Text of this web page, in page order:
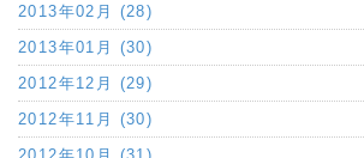
2013年02月 (28)
2013年01月 (30)
2012年12月 (29)
2012年11月 (30)
2012年10月 (31)